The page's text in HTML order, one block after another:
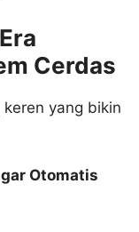
Cerdas
yang bikin
Otomatis